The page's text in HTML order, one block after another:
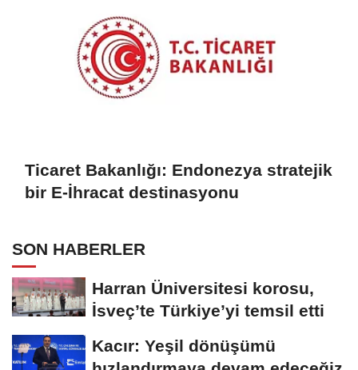
Ticaret Bakanlığı: Endonezya stratejik
bir E-İhracat destinasyonu
SON HABERLER
Harran Üniversitesi korosu,
İsveç’te Türkiye’yi temsil etti
Kacır: Yeşil dönüşümü